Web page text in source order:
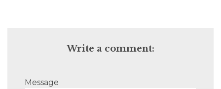
Write a comment:
Message